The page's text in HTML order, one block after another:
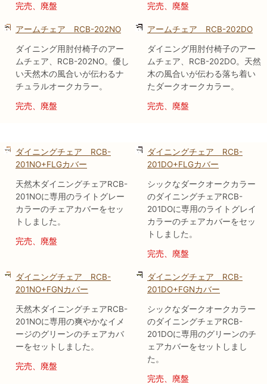
完売、廃盤 完売、廃盤
アームチェア RCB-202NO
ダイニング用肘付椅子のアー
ムチェア、RCB-202NO。優し
い天然木の風合いが伝わるナ
チュラルオークカラー。
完売、廃盤
アームチェア RCB-202DO
ダイニング用肘付椅子のアー
ムチェア、RCB-202DO。天然
木の風合いが伝わる落ち着い
たダークオークカラー。
完売、廃盤
ダイニングチェア RCB-
201NO+FLGカバー
天然木ダイニングチェアRCB-
201NOに専用のライトグレー
カラーのチェアカバーをセッ
トしました。
完売、廃盤
ダイニングチェア RCB-
201DO+FLGカバー
シックなダークオークカラー
のダイニングチェアRCB-
201DOに専用のライトグレイ
カラーのチェアカバーをセッ
トしました。
完売、廃盤
ダイニングチェア RCB-
201NO+FGNカバー
天然木ダイニングチェアRCB-
201NOに専用の爽やかなイメ
ージのグリーンのチェアカバ
ーをセットしました。
完売、廃盤
ダイニングチェア RCB-
201DO+FGNカバー
シックなダークオークカラー
のダイニングチェアRCB-
201DOに専用のグリーンのチ
ェアカバーをセットしまし
た。
完売、廃盤